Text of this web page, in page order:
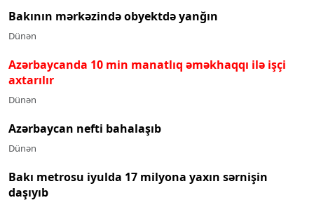
Bakının mərkəzində obyektdə yanğın
Dünən
Azərbaycanda 10 min manatlıq əməkhaqqı ilə işçi
axtarılır
Dünən
Azərbaycan nefti bahalaşıb
Dünən
Bakı metrosu iyulda 17 milyona yaxın sərnişin
daşıyıb